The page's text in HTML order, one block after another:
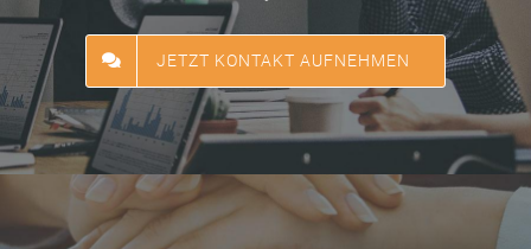
JETZT KONTAKT AUFNEHMEN